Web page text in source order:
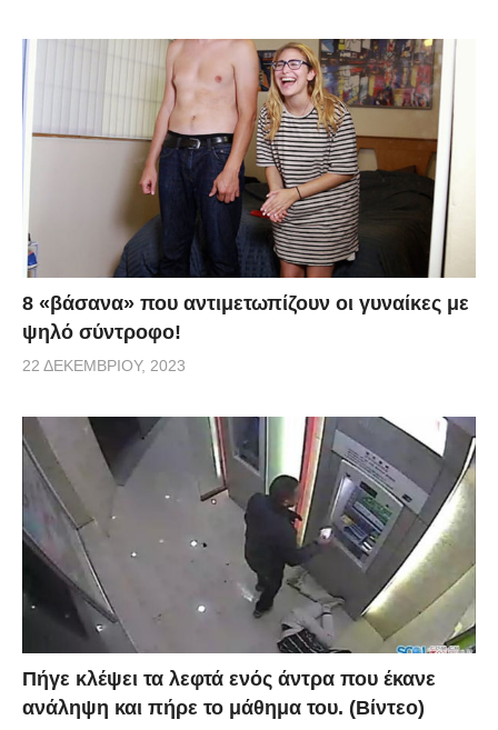
8 «βάσανα» που αντιμετωπίζουν οι γυναίκες με
ψηλό σύντροφο!
22 ΔΕΚΕΜΒΡΊΟΥ, 2023
Πήγε κλέψει τα λεφτά ενός άντρα που έκανε
ανάληψη και πήρε το μάθημα του. (Βίντεο)